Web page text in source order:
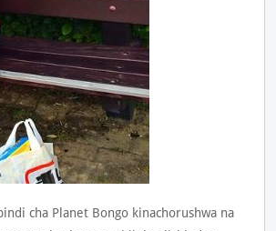
cha Planet Bongo kinachorushwa na